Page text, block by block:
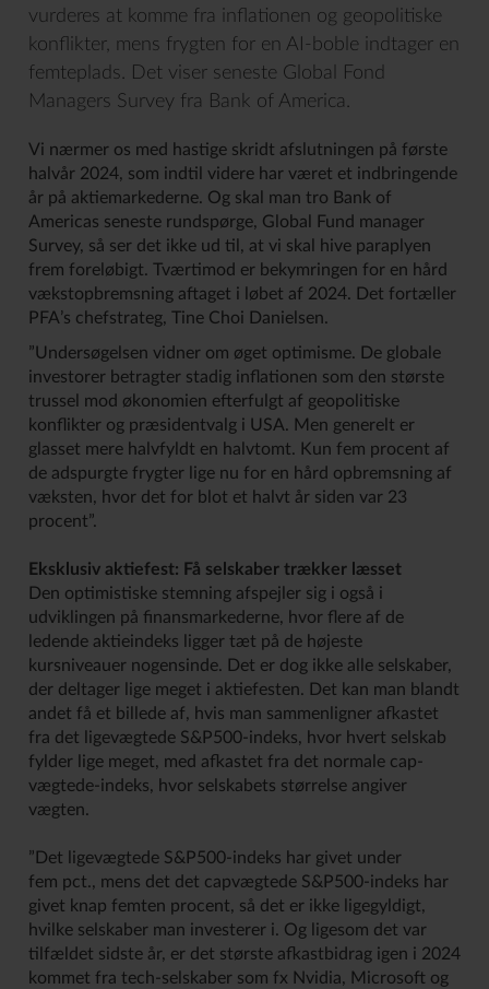
vurderes at komme fra inflationen og geopolitiske
konflikter, mens frygten for en AI-boble indtager en
femteplads. Det viser seneste Global Fond
Managers Survey fra Bank of America.
Vi nærmer os med hastige skridt afslutningen på første
halvår 2024, som indtil videre har været et indbringende
år på aktiemarkederne. Og skal man tro Bank of
Americas seneste rundspørge, Global Fund manager
Survey, så ser det ikke ud til, at vi skal hive paraplyen
frem foreløbigt. Tværtimod er bekymringen for en hård
vækstopbremsning aftaget i løbet af 2024. Det fortæller
PFA’s chefstrateg, Tine Choi Danielsen.
”Undersøgelsen vidner om øget optimisme. De globale
investorer betragter stadig inflationen som den største
trussel mod økonomien efterfulgt af geopolitiske
konflikter og præsidentvalg i USA. Men generelt er
glasset mere halvfyldt en halvtomt. Kun fem procent af
de adspurgte frygter lige nu for en hård opbremsning af
væksten, hvor det for blot et halvt år siden var 23
procent”.
Eksklusiv aktiefest: Få selskaber trækker læsset
Den optimistiske stemning afspejler sig i også i
udviklingen på finansmarkederne, hvor flere af de
ledende aktieindeks ligger tæt på de højeste
kursniveauer nogensinde. Det er dog ikke alle selskaber,
der deltager lige meget i aktiefesten. Det kan man blandt
andet få et billede af, hvis man sammenligner afkastet
fra det ligevægtede S&P500-indeks, hvor hvert selskab
fylder lige meget, med afkastet fra det normale cap-
vægtede-indeks, hvor selskabets størrelse angiver
vægten.
”Det ligevægtede S&P500-indeks har givet under
fem pct., mens det det capvægtede S&P500-indeks har
givet knap femten procent, så det er ikke ligegyldigt,
hvilke selskaber man investerer i. Og ligesom det var
tilfældet sidste år, er det største afkastbidrag igen i 2024
kommet fra tech-selskaber som fx Nvidia, Microsoft og